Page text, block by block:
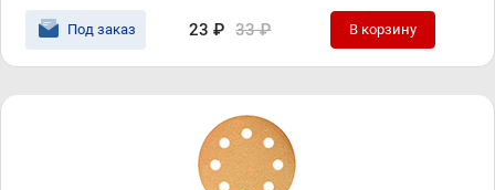
Под заказ 23 ₽ 33 ₽ В корзину